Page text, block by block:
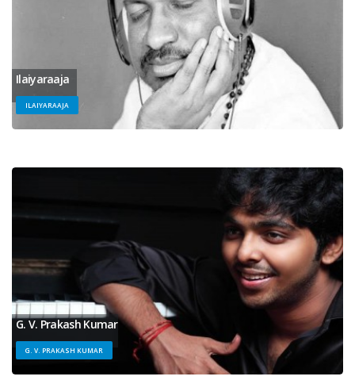
Ilaiyaraaja
ILAIYARAAJA
G. V. Prakash Kumar
G. V. PRAKASH KUMAR